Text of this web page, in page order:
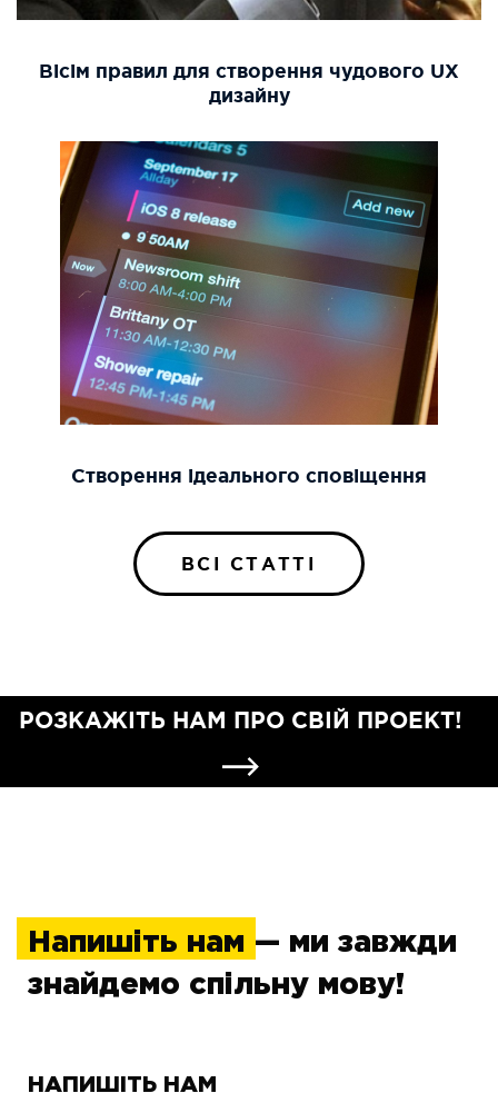
Вісім правил для створення чудового UX
дизайну
Створення ідеального сповіщення
ВСІ СТАТТІ
РОЗКАЖІТЬ НАМ ПРО СВІЙ ПРОЕКТ!
Напишіть нам — ми завжди
знайдемо спільну мову!
НАПИШІТЬ НАМ